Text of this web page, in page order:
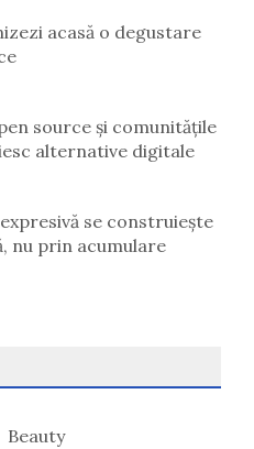
acasă o degustare
source și comunitățile
alternative digitale
se construiește
nu prin acumulare
Beauty